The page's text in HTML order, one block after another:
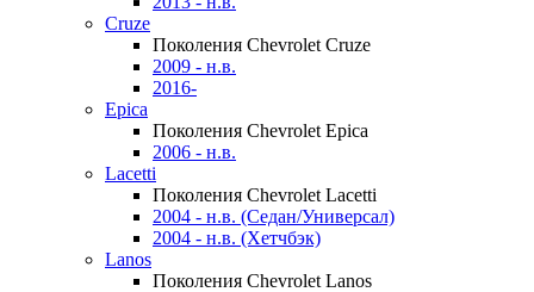
Cruze
Поколения Chevrolet Cruze
2009 - н.в.
2016-
Epica
Поколения Chevrolet Epica
2006 - н.в.
Lacetti
Поколения Chevrolet Lacetti
2004 - н.в. (Седан/Универсал)
2004 - н.в. (Хетчбэк)
Lanos
Поколения Chevrolet Lanos